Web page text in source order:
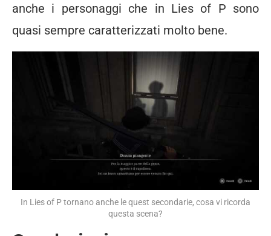
anche i personaggi che in Lies of P sono
quasi sempre caratterizzati molto bene.
In Lies of P tornano anche le quest secondarie, cosa vi ricorda
questa scena?